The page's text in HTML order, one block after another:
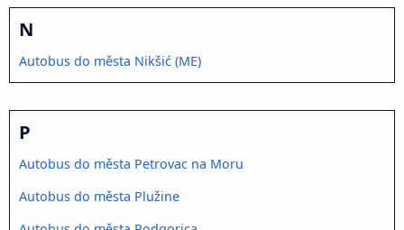
N
Autobus do města Nikšić (ME)
P
Autobus do města Petrovac na Moru
Autobus do města Plužine